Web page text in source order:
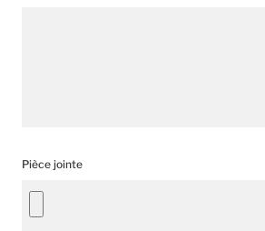
Pièce jointe